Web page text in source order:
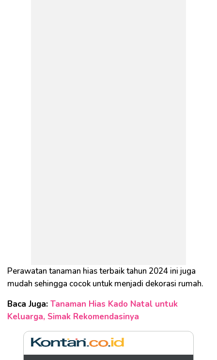
Perawatan tanaman hias terbaik tahun 2024 ini juga
mudah sehingga cocok untuk menjadi dekorasi rumah.
Baca Juga: Tanaman Hias Kado Natal untuk
Keluarga, Simak Rekomendasinya